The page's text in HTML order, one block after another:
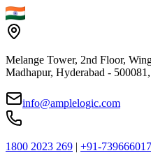
Melange Tower, 2nd Floor,
Madhapur, Hyderabad -
info@amplelogic.com
1800 2023 269 | +91-